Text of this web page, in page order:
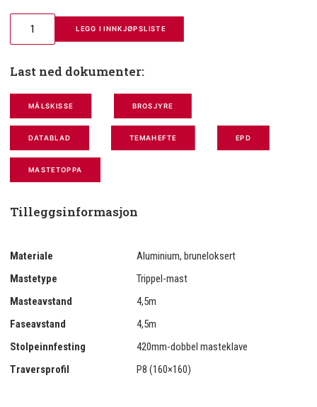
LEGG I INNKJØPSLISTE
Last ned dokumenter:
MÅLSKISSE BROSJYRE
DATABLAD TEMAHEFTE EPD
MASTETOPPA
Tilleggsinformasjon
Materiale
Aluminium, bruneloksert
Mastetype
Trippel-mast
Masteavstand
4,5m
Faseavstand
4,5m
Stolpeinnfesting
420mm-dobbel masteklave
Traversprofil
P8 (160×160)